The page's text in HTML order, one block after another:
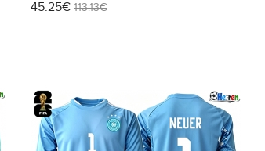
45.25€ 113.13€